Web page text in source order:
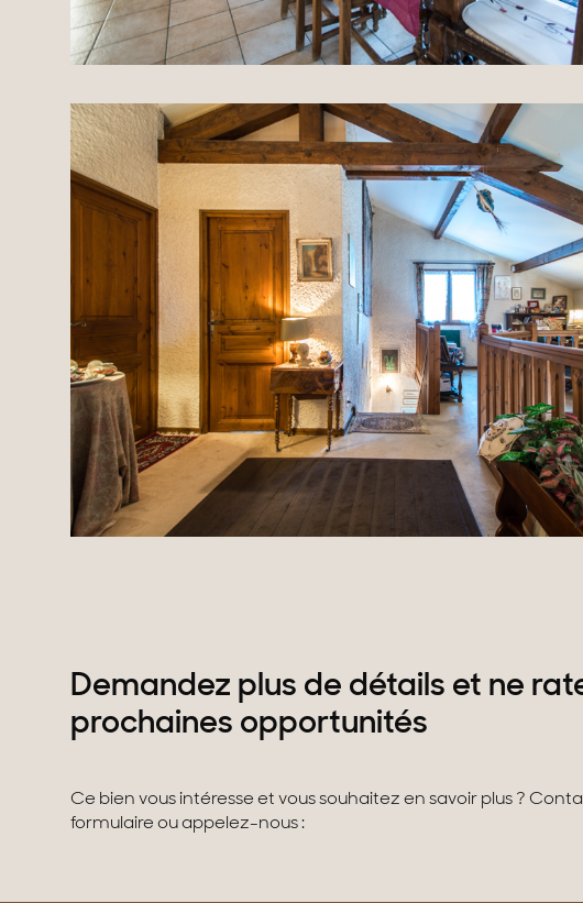
Demandez plus de détails et ne
prochaines opportunités
Ce bien vous intéresse et vous souhaitez en savoir plus ?
formulaire ou appelez-nous :